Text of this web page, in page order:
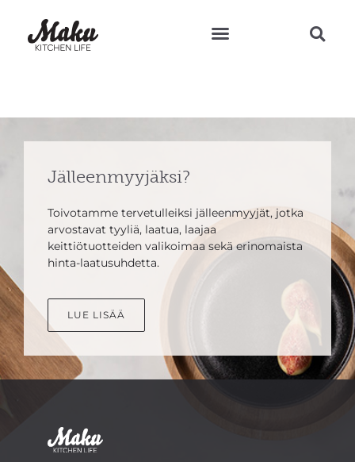
Jälleenmyyjäksi?
Toivotamme tervetulleiksi jälleenmyyjät, jotka
arvostavat tyyliä, laatua, laajaa
keittiötuotteiden valikoimaa sekä erinomaista
hinta-laatusuhdetta.
LUE LISÄÄ